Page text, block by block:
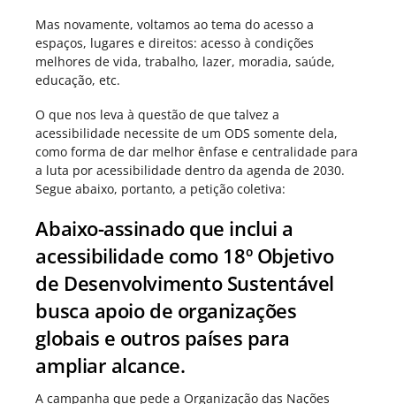
Mas novamente, voltamos ao tema do acesso a
espaços, lugares e direitos: acesso à condições
melhores de vida, trabalho, lazer, moradia, saúde,
educação, etc.
O que nos leva à questão de que talvez a
acessibilidade necessite de um ODS somente dela,
como forma de dar melhor ênfase e centralidade para
a luta por acessibilidade dentro da agenda de 2030.
Segue abaixo, portanto, a petição coletiva:
Abaixo-assinado que inclui a
acessibilidade como 18º Objetivo
de Desenvolvimento Sustentável
busca apoio de organizações
globais e outros países para
ampliar alcance.
A campanha que pede a Organização das Nações